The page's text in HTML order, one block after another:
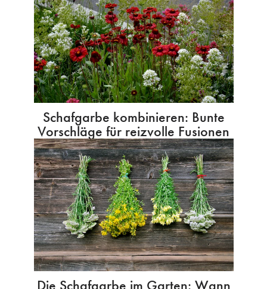
Schafgarbe kombinieren: Bunte
Vorschläge für reizvolle Fusionen
Die Schafgarbe im Garten: Wann